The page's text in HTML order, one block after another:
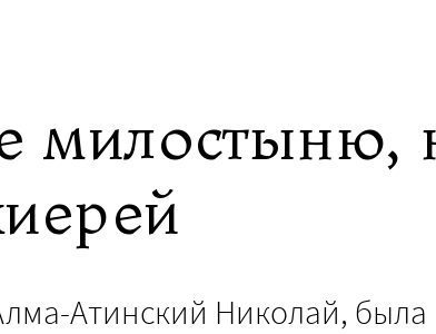
милостыню,
Атинский Николай, была